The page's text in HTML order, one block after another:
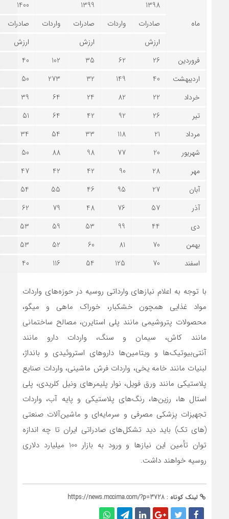
ماه
1398
1399
1400
صادرات
واردات صادرات واردات
صادرات
ارزش
ارزش
ارزش
فروردین
26
62
35
102
40
اردیبهشت
40
149
32
273
50
خرداد
22
82
24
64
39
تیر
26
92
42
64
51
مرداد
21
118
33
54
34
شهریور
20
77
98
88
50
مهر
28
90
42
42
47
آبان
27
95
46
55
54
آذر
57
76
48
79
62
دی
44
99
53
59
53
بهمن
70
81
60
52
53
اسفند
70
125
54
116
40
با توجه به اعلام نیازهای وارداتی روسیه در حوزه‌های واردات
مواد غذایی همچون خشکبار، خوراک ماهی و میگو،
محصولات پتروشیمی مانند پلی استایرن، مصالح ساختمانی
مانند کاش، سیمان و سنگ، واردات دارو مانند
آنتی‌بیوتیک‌ها و ویتامین‌ها داروهای استروئیدی و بانداژ،
لبنیات مانند خامه یخی، واردات فرش ماشینی، واردات صنایع
پلاستیکی مانند ورق فویل، نوار پلیمرهای ونیل کلریدی، پلی
استال ها، رزین‌ها، رنگ‌های پلاستیکی و پایه آب، واردات
تجهیزات پزشکی مصرفی و سرمایه‌ای و ماشین‌آلات صنعتی
(های تک) باید دید تشکل‌های صادراتی ایران تا چه اندازه
توان تأمین این نیازها و ورود به بازار 100 میلیارد دلاری
روسیه خواهند داشت.
لینک کوتاه : https://news.mccima.com/?p=3728